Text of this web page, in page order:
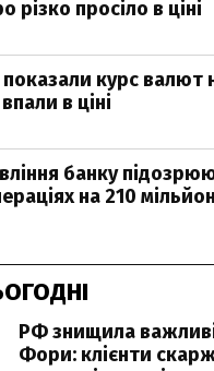
різко просіло в ціні
курс валют
в ціні
банку
на 210
РФ знищила
Фори: клієнти